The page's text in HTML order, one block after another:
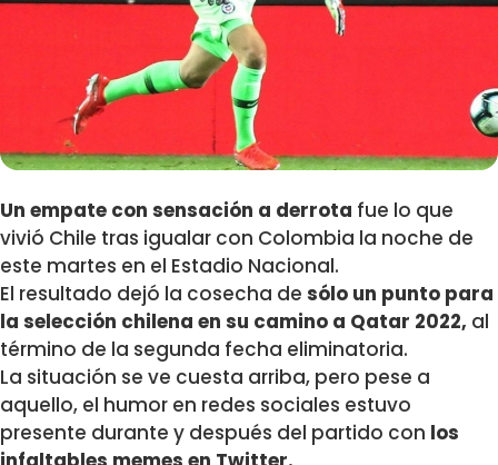
Un empate con sensación a derrota fue lo que
vivió Chile tras igualar con Colombia la noche de
este martes en el Estadio Nacional.
El resultado dejó la cosecha de sólo un punto para
la selección chilena en su camino a Qatar 2022, al
término de la segunda fecha eliminatoria.
La situación se ve cuesta arriba, pero pese a
aquello, el humor en redes sociales estuvo
presente durante y después del partido con los